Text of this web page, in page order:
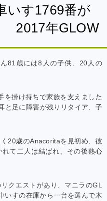
いす1769番が
年GLOW
81歳には8人の子供、20人の
を掛け持ちで家族を支えました
と足に障害が残りリタイア、子
20歳のAnacoritaを見初め、彼
て二人は結ばれ、その後熱心
クエストがあり、マニラのGL
いすの在庫から一台を選んで木